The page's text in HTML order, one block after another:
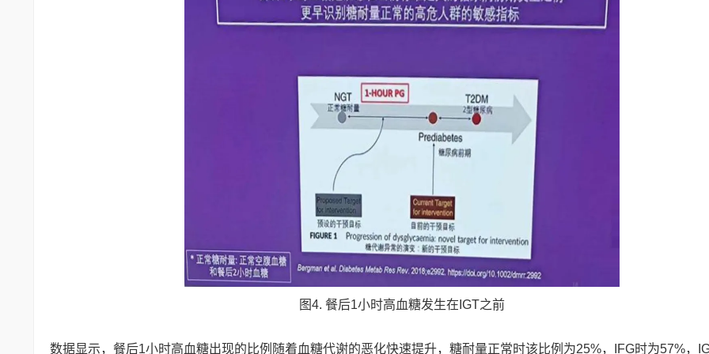
图4. 餐后1小时高血糖发生在IGT之前
数据显示，餐后1小时高血糖出现的比例随着血糖代谢的恶化快速提升，糖耐量正常时该比例为25%，IFG时为57%，